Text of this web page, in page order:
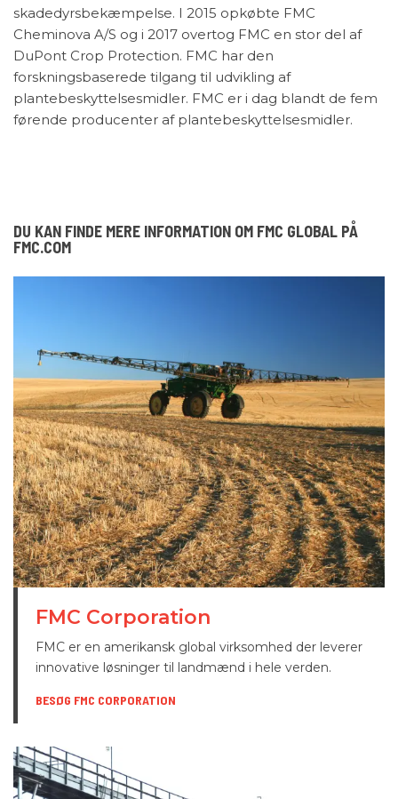
skadedyrsbekæmpelse. I 2015 opkøbte FMC
Cheminova A/S og i 2017 overtog FMC en stor del af
DuPont Crop Protection. FMC har den
forskningsbaserede tilgang til udvikling af
plantebeskyttelsesmidler. FMC er i dag blandt de fem
førende producenter af plantebeskyttelsesmidler.
DU KAN FINDE MERE INFORMATION OM FMC GLOBAL PÅ
FMC.COM
FMC Corporation
FMC er en amerikansk global virksomhed der leverer
innovative løsninger til landmænd i hele verden.
BESØG FMC CORPORATION